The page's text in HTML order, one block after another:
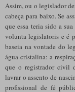
Assim, ou o legislador
cabeça para baixo. Se
que essa teria sido a
volunta legislatoris e é
baseia na vontade do
água cristalina: a
que o registrador civil
lavrar o assento de
profissional de fé